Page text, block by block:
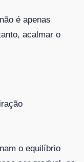
é apenas
acalmar o
o equilíbrio